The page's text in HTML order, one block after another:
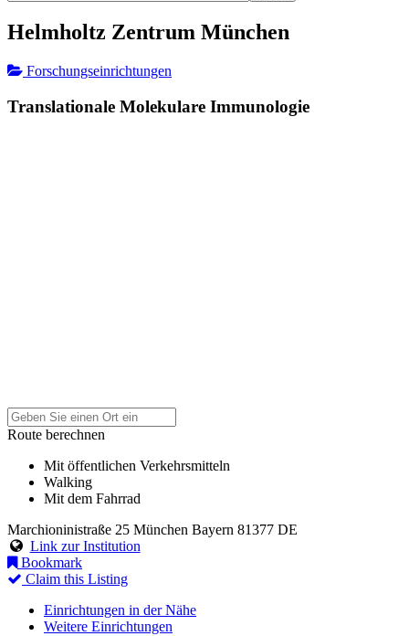
Helmholtz Zentrum München
Forschungseinrichtungen
Translationale Molekulare Immunologie
Route berechnen
Mit öffentlichen Verkehrsmitteln
Walking
Mit dem Fahrrad
Marchioninistraße 25 München Bayern 81377 DE
Link zur Institution
Bookmark
Claim this Listing
Einrichtungen in der Nähe
Weitere Einrichtungen